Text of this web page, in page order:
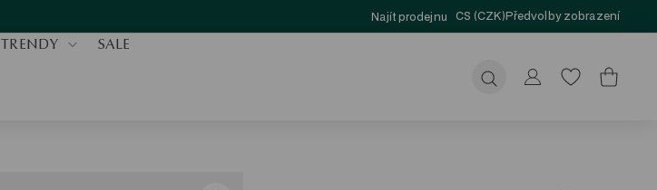
Najít prodejnu CS (CZK)Předvolby zobrazení
TRENDY SALE
Odeslat